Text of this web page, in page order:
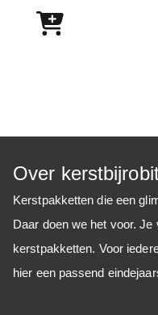
Over
Kerstpakketten die een
Daar doen we het voor.
kerstpakketten. Voor
hier een passend